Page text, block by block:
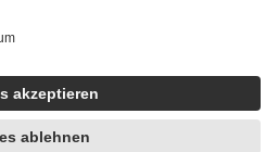
es sich um echte Bewertungen
articles/4419944605341
unter Zuhilfenahme künstlicher